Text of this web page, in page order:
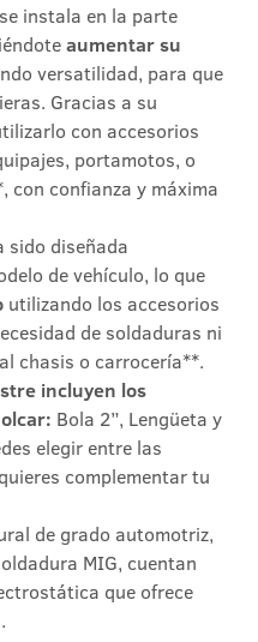
se instala en la parte
aumentar su
versatilidad, para que
Gracias a su
con accesorios
portamotos, o
con confianza y máxima
sido diseñada
de vehículo, lo que
utilizando los accesorios
de soldaduras ni
chasis o carrocería**.
incluyen los
Bola 2”, Lengüeta y
elegir entre las
complementar tu
de grado automotriz,
MIG, cuentan
que ofrece